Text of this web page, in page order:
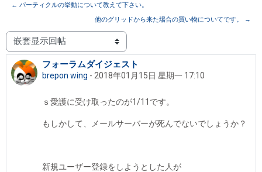
← パーティクルの挙動について教えて下さい。
他のグリッドから来た場合の買い物についてです。 →
显示模式
フォーラムダイジェスト
brepon wing - 2018年01月15日 星期一 17:10
回帖数：2
ｓ愛護に受け取ったのが1/11です。
もしかして、メールサーバーが死んでないでしょうか？
新規ユーザー登録をしようとした人が